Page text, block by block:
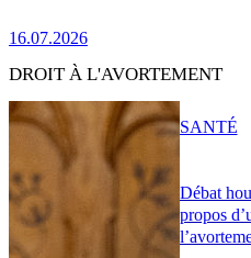
16.07.2026
DROIT À L'AVORTEMENT
Débat
propos
SANTÉ